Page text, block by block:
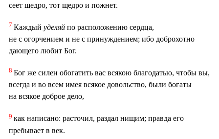
сеет щедро, тот щедро и пожнет.
7 Каждый уделяй по расположению сердца,
не с огорчением и не с принуждением; ибо доброхотно
дающего любит Бог.
8 Бог же силен обогатить вас всякою благодатью, чтобы вы,
всегда и во всем имея всякое довольство, были богаты
на всякое доброе дело,
9 как написано: расточил, раздал нищим; правда его
пребывает в век.